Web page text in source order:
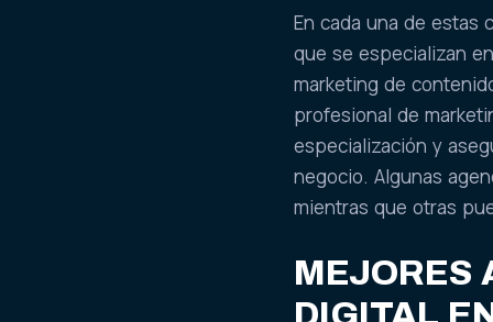
En cada una de estas
que se especializan
marketing de
profesional de
especialización y
negocio. Algunas
mientras que otras
MEJORES